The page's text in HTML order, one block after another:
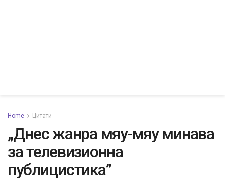
Home Цитати
„Днес жанра мяу-мяу минава
за телевизионна
публицистика”